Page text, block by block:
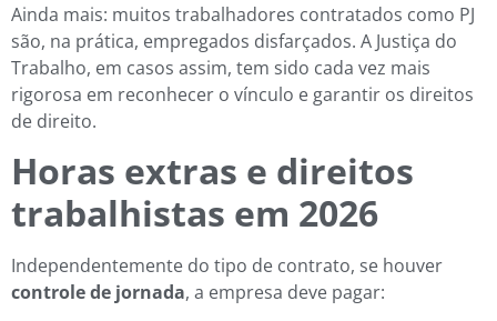
Ainda mais: muitos trabalhadores contratados como PJ
são, na prática, empregados disfarçados. A Justiça do
Trabalho, em casos assim, tem sido cada vez mais
rigorosa em reconhecer o vínculo e garantir os direitos
de direito.
Horas extras e direitos
trabalhistas em 2026
Independentemente do tipo de contrato, se houver
controle de jornada, a empresa deve pagar: